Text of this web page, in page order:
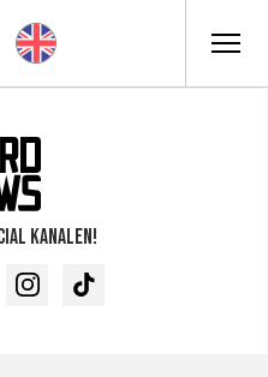
kanalen!
InstagramTikTok